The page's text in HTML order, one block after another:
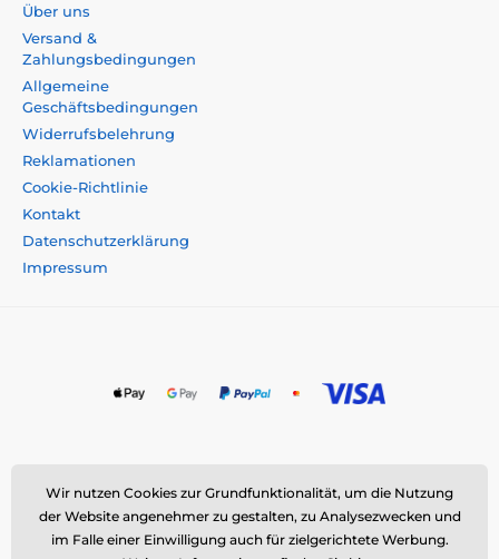
Über uns
Versand &
Zahlungsbedingungen
Allgemeine
Geschäftsbedingungen
Widerrufsbelehrung
Reklamationen
Cookie-Richtlinie
Kontakt
Datenschutzerklärung
Impressum
Momanio s.r.o., Okružní 361/14, 747 18 Píšť, Tschechische
Republik
E-Mail:info@momanio.de| Tel: +420 591 142 359
Wir nutzen Cookies zur Grundfunktionalität, um die Nutzung
der Website angenehmer zu gestalten, zu Analysezwecken und
im Falle einer Einwilligung auch für zielgerichtete Werbung.